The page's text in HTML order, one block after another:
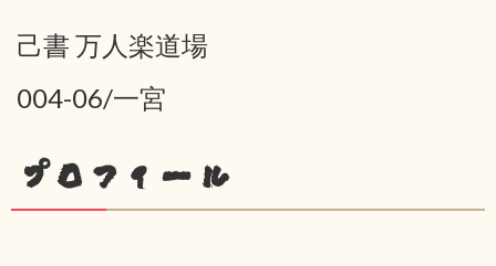
己書 万人楽道場
004-06/一宮
プロフィール